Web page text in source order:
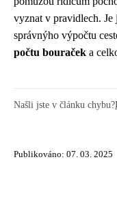
vyznat v pravidlech. Je
správnýho výpočtu
počtu bouraček a
Našli jste v článku chybu?
Publikováno: 07. 03. 2025